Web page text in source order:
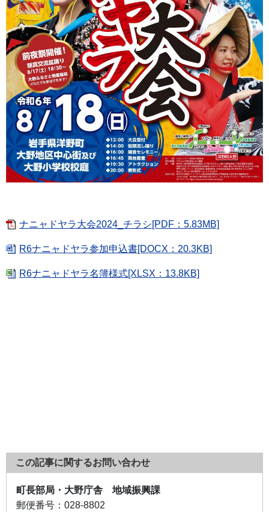
ナニャドヤラ大会2024_チラシ[PDF：5.83MB]
R6ナニャドヤラ参加申込書[DOCX：20.3KB]
R6ナニャドヤラ名簿様式[XLSX：13.8KB]
この記事に関するお問い合わせ
町長部局・大野庁舎 地域振興課
郵便番号： 028-8802